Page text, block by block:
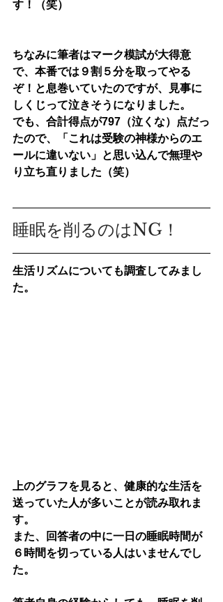
す！ （笑）
ちなみに筆者はマーク模試が大得意
で、本番では９割５分を取ってやる
ぞ！と息巻いていたのですが、見事に
しくじって泣きそうになりました。
でも、合計得点が797（泣くな）点だっ
たので、「これは受験の神様からのエ
ールに違いない」と思い込んで無理や
り立ち直りました（笑）
睡眠を削るのはNG！
生活リズムについても調査してみまし
た。
上のグラフを見ると、健康的な生活を
送っていた人が多いことが読み取れま
す。
また、回答者の中に一日の睡眠時間が
６時間を切っている人はいませんでし
た。